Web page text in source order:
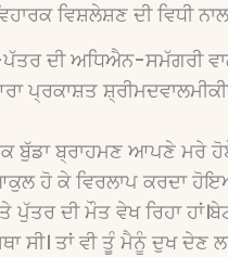
ਵਿਸ਼ਲੇਸ਼ਣ ਦੀ ਵਿਧੀ
ਦੀ ਅਧਿਐਨ-ਸਮੱਗਰੀ
ਪ੍ਰਕਾਸ਼ਤ
ਬੁੱਡਾ ਬ੍ਰਾਹਮਣ ਆਪਣੇ ਮਰੇ
ਹੋ ਕੇ ਵਿਰਲਾਪ ਕਰਦਾ
ਦੀ ਮੌਤ ਵੇਖ ਰਿਹਾ
ਸੀ। ਤਾਂ ਵੀ ਤੂੰ ਮੈਨੂੰ ਦੁਖ